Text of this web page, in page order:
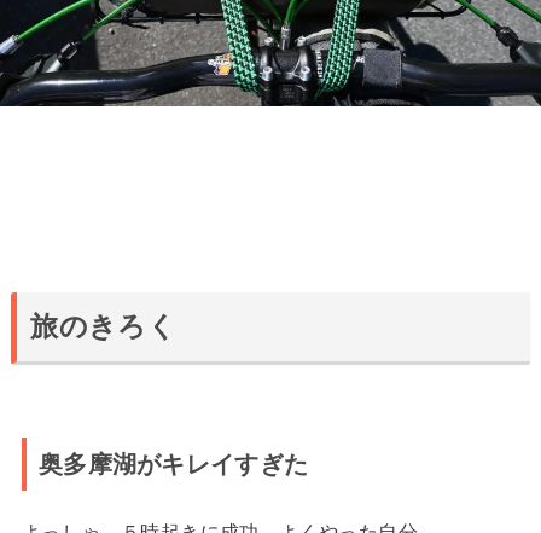
旅のきろく
奥多摩湖がキレイすぎた